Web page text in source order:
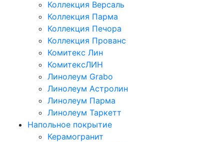
Коллекция Версаль
Коллекция Парма
Коллекция Печора
Коллекция Прованс
Комитекс Лин
КомитексЛИН
Линолеум Grabo
Линолеум Астролин
Линолеум Парма
Линолеум Таркетт
Напольное покрытие
Керамогранит